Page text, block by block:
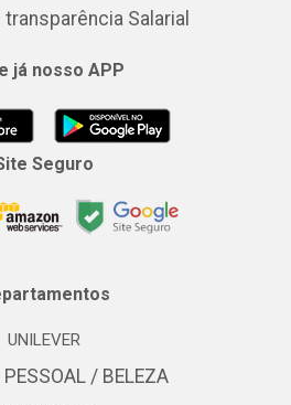
Salarial
já nosso APP
Seguro
UNILEVER
PESSOAL / BELEZA